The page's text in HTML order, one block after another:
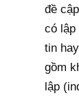
đề
có lập
tin
gồm
lập